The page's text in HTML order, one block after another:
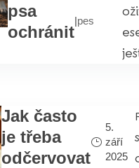
psa
ochránit
|pes
Jak často
je třeba
odčervovat
5.
září
2025